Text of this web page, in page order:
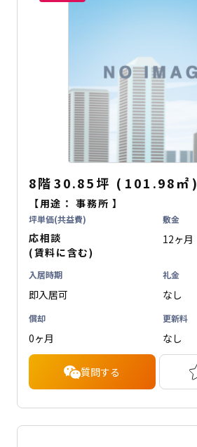
8階30.85坪 ( 101.98㎡ )
【用途：事務所 】
坪単価(共益費)
応相談
(賃料に含む)
敷金
12ヶ月
入居時期
即入居可
礼金
なし
償却
0ヶ月
更新料
なし
質問する